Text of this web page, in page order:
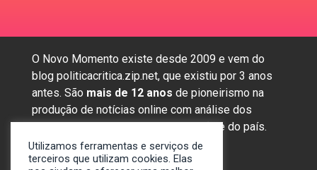
O Novo Momento existe desde 2009 e vem do
blog politicacritica.zip.net, que existiu por 3 anos
antes. São mais de 12 anos de pioneirismo na
produção de notícias online com análise dos
assuntos mais importantes da região e do país.
Utilizamos ferramentas e serviços de
terceiros que utilizam cookies. Elas